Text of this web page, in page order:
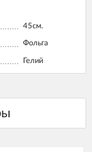
45см.
Фольга
Гелий